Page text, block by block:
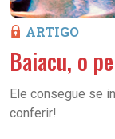
ARTIGO
Baiacu, o
Ele consegue se
conferir!